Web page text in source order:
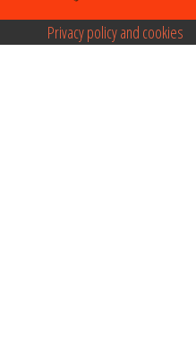
Privacy policy and cookies